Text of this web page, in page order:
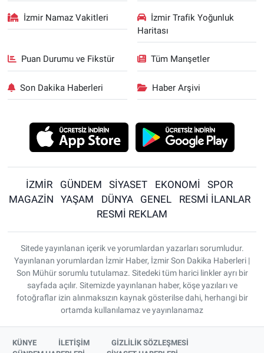
İzmir Namaz Vakitleri
İzmir Trafik Yoğunluk
Haritası
Puan Durumu ve Fikstür Tüm Manşetler
Son Dakika Haberleri Haber Arşivi
İZMİR GÜNDEM SİYASET EKONOMİ
SPOR
MAGAZİN
YAŞAM DÜNYA GENEL
RESMİ İLANLAR
RESMİ REKLAM
Sitede yayınlanan içerik ve yorumlardan yazarları sorumludur.
Yayınlanan yorumlardan İzmir Haber, İzmir Son Dakika Haberleri |
Son Mühür sorumlu tutulamaz. Sitedeki tüm harici linkler ayrı bir
sayfada açılır. Sitemizde yayınlanan haber, köşe yazıları ve
fotoğraflar izin alınmaksızın kaynak gösterilse dahi, herhangi bir
ortamda kullanılamaz ve yayınlanamaz
KÜNYE İLETİŞİM
GİZLİLİK SÖZLEŞMESİ